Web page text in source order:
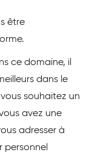
être
ce domaine, il
dans le
souhaitez un
avez une
adresser à
personnel